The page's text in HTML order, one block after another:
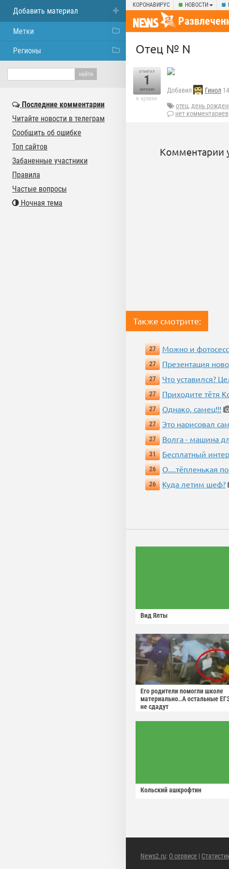
КОРОНАВИРУС НОВОСТИ
Отец № N
отметил
1
человек
в архиве
Добавил Гинол
отец, день
нет комментариев
Комментарии
Также смотрите:
27 Можно и
27
Презентация
27
Что уставился?
27
Приходите тётя
27
Однако, самец!!!
27
Это нарисовал
27
Волга - машина
31
Бесплатный
26
О....тёпленькая
26
Куда летим шеф?
Вид Ялты
Его родители помогли школе
материально..А остальные
не сдадут
Кольский ашкрофтин
News2.ru: О сервисе |
Добавить материал
Метки
Регионы
Последние комментарии
Читайте новости в телеграм
Сообщить об ошибке
Топ сайтов
Забаненные участники
Правила
Частые вопросы
Ночная тема